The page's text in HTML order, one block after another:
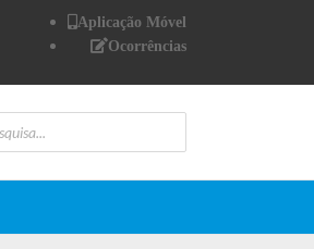
Aplicação Móvel
Ocorrências